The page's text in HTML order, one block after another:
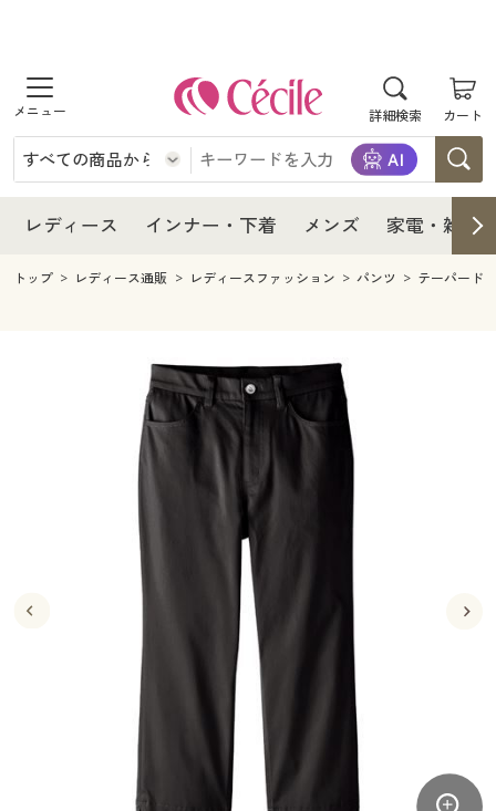
詳細検索 カート
商品を探す
レディース
レディースファッション
インナー・下着
インナー・下着通販すべて
ジュニア・ティーンズ下着
メンズ
メンズファッション
家電・雑貨すべて
キッチン・雑貨・日用品
寝具・インテリア・家具
寝具・インテリア・家具通販すべて
カーテン・ラグ・ファブリック
美容・健康通販すべて
美容・健康・サプリメント
制服・スクール
制服・スクールすべて
ジュニア・ティーンズ下着
大きいサイズ通販すべて
大きいサイズ レディース服
大きいサイズ レディース下着
バーゲンセール
シークレットセール
商品カテゴリ一覧
レディース インナー・下着 メンズ 家電・雑貨
レディース
レディース通販すべて
レディースファッション
インナー・下着
インナー・下着通販すべて
ジュニア・ティーンズ下着
メンズ
キッチン・雑貨・日用品
寝具・インテリア・家具通販すべて
カーテン・ラグ・ファブリック
美容・健康通販すべて
制服・スクール
大きいサイズ通販すべて
大きいサイズ レディース下着
シークレットセール
商品カテゴリ一覧
カタログ・チラシからのご注文
トップ レディース通販 レディースファッション パンツ テーパード